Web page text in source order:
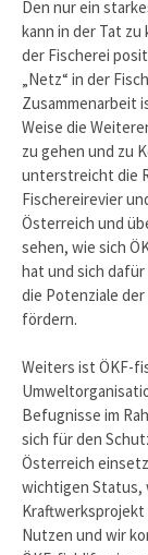
Den nur ein
kann in der Tat
der Fischerei
„Netz“ in der
Zusammenarbeit
Weise die
zu gehen und zu
unterstreicht die
Fischereirevier
Österreich und
sehen, wie sich
hat und sich
die Potenziale
fördern.
Weiters ist ÖKF-
Befugnisse im
sich für den
Österreich
wichtigen Status,
Kraftwerksprojekt
Nutzen und wir